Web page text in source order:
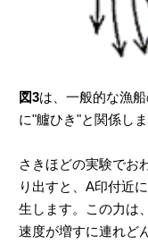
図3は、一般的な漁
に"艫ひき"と関係しま
さきほどの実験でお
り出すと、A印付近
生します。この力は
速度が増すに連れど